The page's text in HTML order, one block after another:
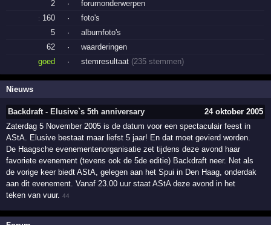
2
· forumonderwerpen
: 160 ·
foto's
5
·
albumfoto's
62
·
waarderingen
goed
· stemresultaat (235 stemmen)
Nieuws
Backdraft - Elusive`s 5th anniversary
24 oktober 2005
Zaterdag 5 November 2005 is de datum voor een spectaculair feest in
AStA. Elusive bestaat maar liefst 5 jaar! En dat moet gevierd worden.
De Haagsche evenementenorganisatie zet tijdens deze avond haar
favoriete evenement (tevens ook de 5de editie) Backdraft neer. Net als
de vorige keer biedt AStA, gelegen aan het Spui in Den Haag, onderdak
aan dit evenement. Vanaf 23.00 uur staat AStA deze avond in het
teken van vuur.44